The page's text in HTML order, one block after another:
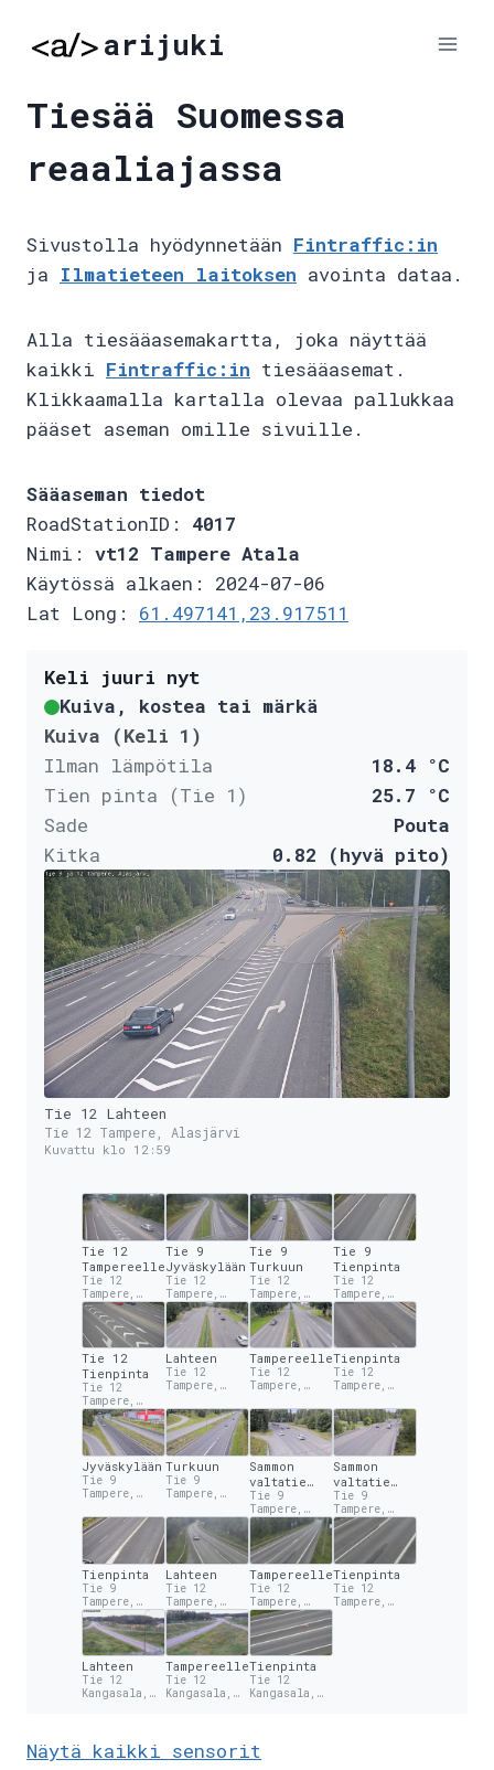
arijuki
Tiesää Suomessa
reaaliajassa
Sivustolla hyödynnetään Fintraffic:in
ja Ilmatieteen laitoksen avointa dataa.
Alla tiesääasemakartta, joka näyttää
kaikki Fintraffic:in tiesääasemat.
Klikkaamalla kartalla olevaa pallukkaa
pääset aseman omille sivuille.
Sääaseman tiedot
RoadStationID: 4017
Nimi: vt12 Tampere Atala
Käytössä alkaen: 2024-07-06
Lat Long: 61.497141,23.917511
Keli juuri nyt
Kuiva, kostea tai märkä
Kuiva (Keli 1)
Ilman lämpötila
18.4 °C
Tien pinta (Tie 1)
25.7 °C
Sade
Pouta
Kitka
0.82 (hyvä pito)
Tie 12 Lahteen
Tie 12 Tampere, Alasjärvi
Kuvattu klo 12:59
Tie 12
Tampereelle
Tie 12
Tampere,
Alasjärvi
Tie 9
Jyväskylään
Tie 12
Tampere,
Alasjärvi
Tie 9
Turkuun
Tie 12
Tampere,
Alasjärvi
Tie 9
Tienpinta
Tie 12
Tampere,
Alasjärvi
Tie 12
Tienpinta
Tie 12
Tampere,
Alasjärvi
Lahteen
Tie 12
Tampere,
Tampereelle
Tie 12
Tampere,
Tienpinta
Tie 12
Tampere,
Jyväskylään
Tie 9
Tampere,
Turkuun
Tie 9
Tampere,
Sammon
valtatie
länteen
Tie 9
Tampere,
Linnainmaa
Sammon
valtatie
itään
Tie 9
Tampere,
Linnainmaa
Tienpinta
Tie 9
Tampere,
Linnainmaa
Lahteen
Tie 12
Tampere,
Atala
Tampereelle
Tie 12
Tampere,
Atala
Tienpinta
Tie 12
Tampere,
Lahteen
Tie 12
Kangasala,
Tampereelle
Tie 12
Kangasala,
Tienpinta
Tie 12
Kangasala,
Näytä kaikki sensorit